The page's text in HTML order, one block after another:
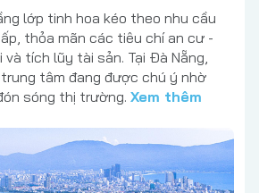
lớp tinh hoa kéo theo nhu cầu
thỏa mãn các tiêu chí an cư -
và tích lũy tài sản. Tại Đà Nẵng,
tâm đang được chú ý nhờ
sóng thị trường. Xem thêm